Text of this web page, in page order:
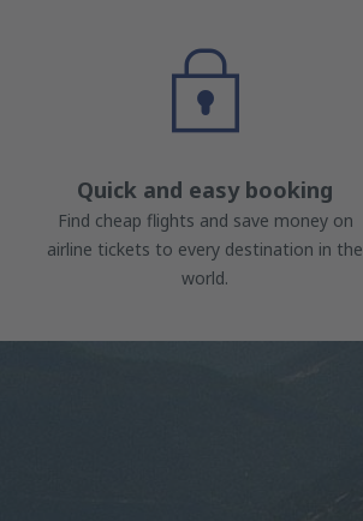
Quick and easy booking
Find cheap flights and save money on
airline tickets to every destination in the
world.